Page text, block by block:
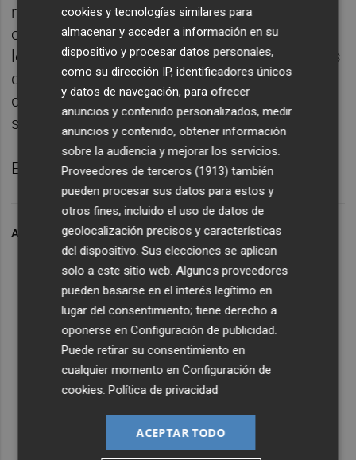
Lo Más Escuchado
Suscríbete al canal de
Whatsapp
Siempre al día de las últimas noticias
reconocida por la OMS y afecta a una de
cada seis personas. En España, el 40 % de
los pacientes con infertilidad sufre síntomas
depresivos. El documentalMadres invisibles
da voz a mujeres que viven este proceso en
silencio.
Episodio completo en Plaza Podcast.
ARCHIVADO EN PÓDCAST
cookies y tecnologías similares para
almacenar y acceder a información en su
dispositivo y procesar datos personales,
como su dirección IP, identificadores únicos
y datos de navegación, para ofrecer
anuncios y contenido personalizados, medir
anuncios y contenido, obtener información
sobre la audiencia y mejorar los servicios.
Proveedores de terceros (1913) también
pueden procesar sus datos para estos y
otros fines, incluido el uso de datos de
geolocalización precisos y características
del dispositivo. Sus elecciones se aplican
solo a este sitio web. Algunos proveedores
pueden basarse en el interés legítimo en
lugar del consentimiento; tiene derecho a
oponerse enConfiguración de publicidad.
Puede retirar su consentimiento en
cualquier momento enConfiguración de
cookies.Política de privacidad
ACEPTAR TODO